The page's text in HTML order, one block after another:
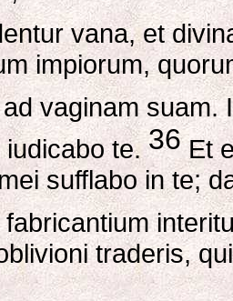
vana, et
impiorum,
vaginam suam.
iudicabo te.36Et
sufflabo in te;
fabricantium
traderis,